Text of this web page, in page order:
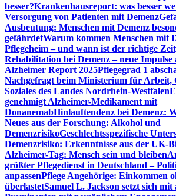
besser?Krankenhausreport: was besser
Versorgung von Patienten mit Demenz
Ausbeutung: Menschen mit Demenz
gefährdetWarum kommen Menschen mit
Pflegeheim – und wann ist der richtige
Rehabilitation bei Demenz – neue Impulse
Alzheimer Report 2025Pflegegrad 1
Nachgefragt beim Ministerium für Arbeit,
Soziales des Landes Nordrhein-Westfalen
genehmigt Alzheimer-Medikament mit
DonanemabHinlauftendenz bei Demenz:
Neues aus der Forschung: Alkohol und
DemenzrisikoGeschlechtsspezifische
Demenzrisiko: Erkenntnisse aus der UK-
Alzheimer-Tag: Mensch sein und bleiben
größter Pflegedienst in Deutschland –
anpassenPflege Angehörige: Einkommen
überlastetSamuel L. Jackson setzt sich mit